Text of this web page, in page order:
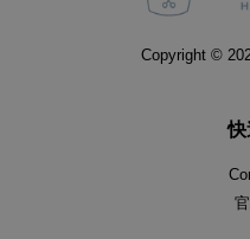
Copyright ©
快